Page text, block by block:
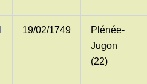
19/02/1749
Plénée-
Jugon
(22)